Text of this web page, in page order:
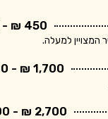
450 ₪ - 350 ₪
1,700 ₪ - 1,500 ₪
2,700 ₪ - 2,500 ₪